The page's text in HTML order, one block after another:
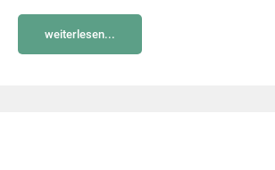
weiterlesen...